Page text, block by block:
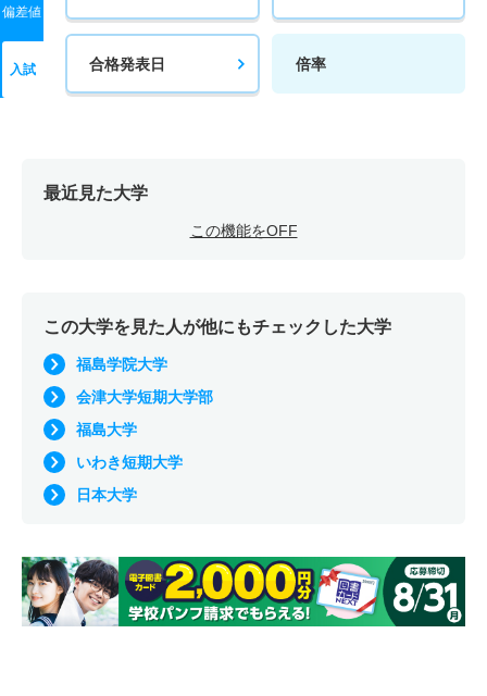
偏差値
入試 合格発表日 倍率
最近見た大学
この機能をOFF
この大学を見た人が他にもチェックした大学
福島学院大学
会津大学短期大学部
福島大学
いわき短期大学
日本大学